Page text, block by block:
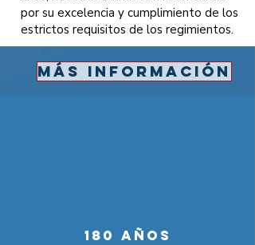
por su excelencia y cumplimiento de los
estrictos requisitos de los regimientos.
MÁS INFORMACIÓN
180 AÑOS